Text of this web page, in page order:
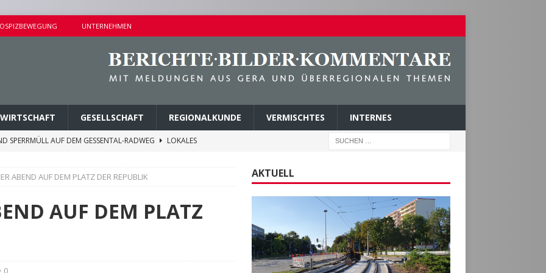
UNTERNEHMEN
WIRTSCHAFT GESELLSCHAFT REGIONALKUNDE VERMISCHTES INTERNES
SPERRMÜLL AUF DEM GESSENTAL-RADWEG
LOKALES
SEIT 1. AUGUST 2026
LOKALES
DETAILS BEKANNT
VERMISCHTES
ABEND AUF DEM PLATZ DER REPUBLIK
AUF DEM PLATZ
0
AKTUELL